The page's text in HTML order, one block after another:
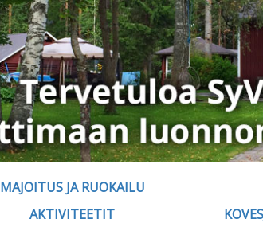
MAJOITUS JA RUOKAILU
AKTIVITEETIT